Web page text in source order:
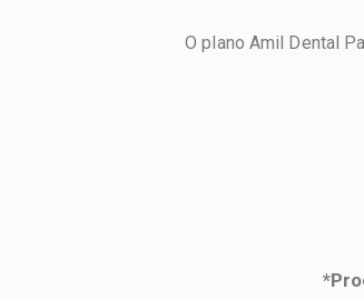
O plano Amil Dental